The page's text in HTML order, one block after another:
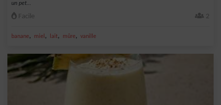
un pet...
Facile 2
banane, miel , lait, mûre, vanille